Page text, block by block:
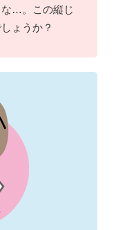
な…。この縦じ
ょうか？